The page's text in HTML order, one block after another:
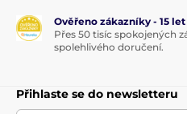
Ověřeno zákazníky - 15
Přes 50 tisíc spokojených
spolehlivého doručení.
Přihlaste se do newsletteru